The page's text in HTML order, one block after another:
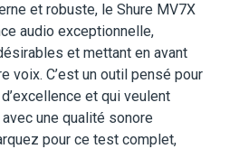
et robuste, le Shure MV7X
audio exceptionnelle,
et mettant en avant
voix. C’est un outil pensé pour
et qui veulent
une qualité sonore
pour ce test complet,